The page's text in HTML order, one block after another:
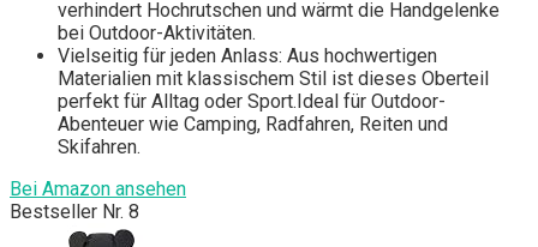
verhindert Hochrutschen und wärmt die Handgelenke
bei Outdoor-Aktivitäten.
Vielseitig für jeden Anlass: Aus hochwertigen
Materialien mit klassischem Stil ist dieses Oberteil
perfekt für Alltag oder Sport.Ideal für Outdoor-
Abenteuer wie Camping, Radfahren, Reiten und
Skifahren.
Bei Amazon ansehen
Bestseller Nr. 8